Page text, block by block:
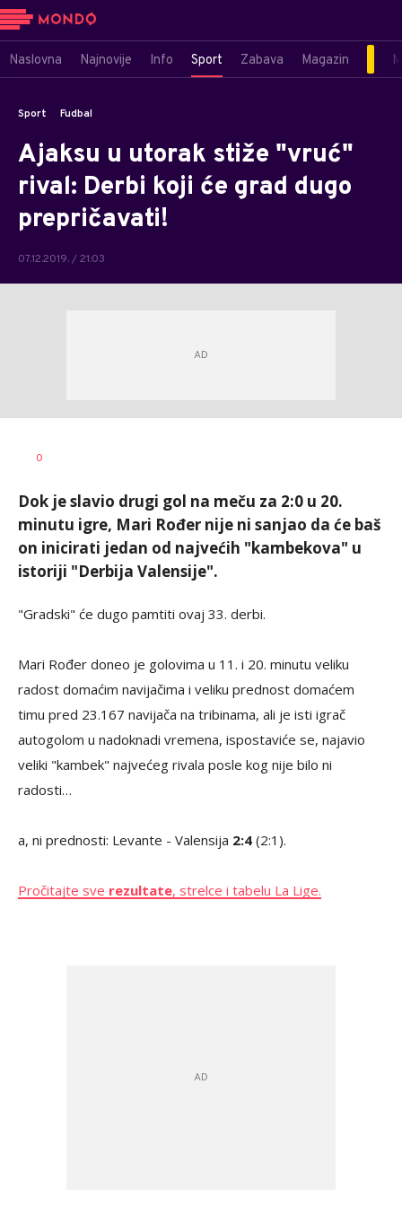
Naslovna Najnovije Info Sport Zabava Magazin
Sport Fudbal
Ajaksu u utorak stiže "vruć"
rival: Derbi koji će grad dugo
prepričavati!
07.12.2019. / 21:03
AUTOR
0
Dok je slavio drugi gol na meču za 2:0 u 20.
minutu igre, Mari Rođer nije ni sanjao da će baš
on inicirati jedan od najvećih "kambekova" u
istoriji "Derbija Valensije".
"Gradski" će dugo pamtiti ovaj 33. derbi.
Mari Rođer doneo je golovima u 11. i 20. minutu veliku
radost domaćim navijačima i veliku prednost domaćem
timu pred 23.167 navijača na tribinama, ali je isti igrač
autogolom u nadoknadi vremena, ispostaviće se, najavio
veliki "kambek" najvećeg rivala posle kog nije bilo ni
radosti…
a, ni prednosti: Levante - Valensija 2:4 (2:1).
Pročitajte sve rezultate, strelce i tabelu La Lige.